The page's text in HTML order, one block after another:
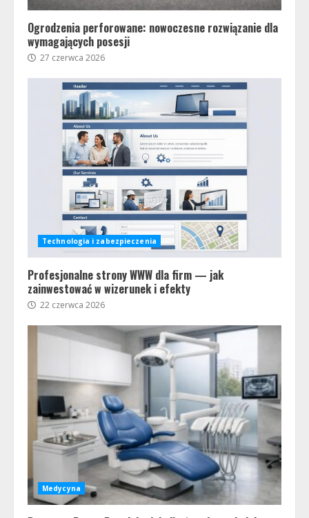
Ogrodzenia perforowane: nowoczesne rozwiązanie dla
wymagających posesji
27 czerwca 2026
Technologia i zabezpieczenia
Profesjonalne strony WWW dla firm — jak
zainwestować w wizerunek i efekty
22 czerwca 2026
Medycyna